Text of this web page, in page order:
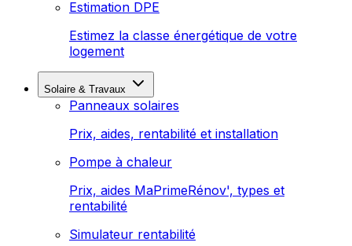
Estimation DPE
Estimez la classe énergétique de votre
logement
Solaire & Travaux
Panneaux solaires
Prix, aides, rentabilité et installation
Pompe à chaleur
Prix, aides MaPrimeRénov', types et
rentabilité
Simulateur rentabilité